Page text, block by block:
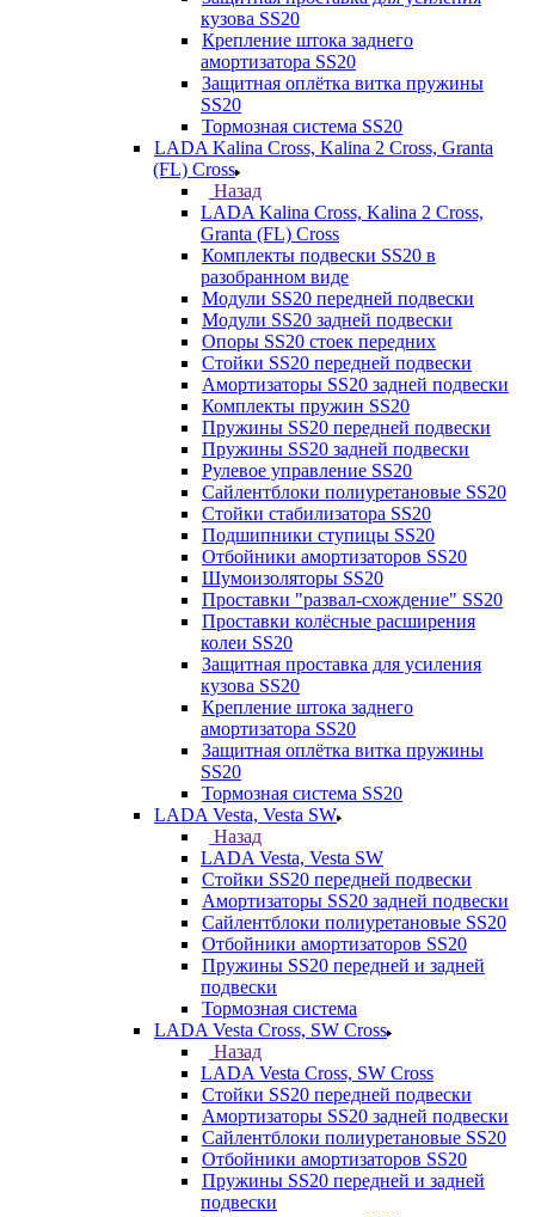
кузова SS20
Крепление штока заднего
амортизатора SS20
Защитная оплётка витка пружины
SS20
Тормозная система SS20
LADA Kalina Cross, Kalina 2 Cross, Granta
(FL) Cross
Назад
LADA Kalina Cross, Kalina 2 Cross,
Granta (FL) Cross
Комплекты подвески SS20 в
разобранном виде
Модули SS20 передней подвески
Модули SS20 задней подвески
Опоры SS20 стоек передних
Стойки SS20 передней подвески
Амортизаторы SS20 задней подвески
Комплекты пружин SS20
Пружины SS20 передней подвески
Пружины SS20 задней подвески
Рулевое управление SS20
Сайлентблоки полиуретановые SS20
Стойки стабилизатора SS20
Подшипники ступицы SS20
Отбойники амортизаторов SS20
Шумоизоляторы SS20
Проставки "развал-схождение" SS20
Проставки колёсные расширения
колеи SS20
Защитная проставка для усиления
кузова SS20
Крепление штока заднего
амортизатора SS20
Защитная оплётка витка пружины
SS20
Тормозная система SS20
LADA Vesta, Vesta SW
Назад
LADA Vesta, Vesta SW
Стойки SS20 передней подвески
Амортизаторы SS20 задней подвески
Сайлентблоки полиуретановые SS20
Отбойники амортизаторов SS20
Пружины SS20 передней и задней
подвески
Тормозная система
LADA Vesta Cross, SW Cross
Назад
LADA Vesta Cross, SW Cross
Стойки SS20 передней подвески
Амортизаторы SS20 задней подвески
Сайлентблоки полиуретановые SS20
Отбойники амортизаторов SS20
Пружины SS20 передней и задней
подвески